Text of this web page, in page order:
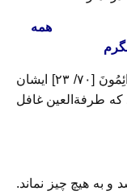
بیدارى ‏ همه
– قال الله تعالى: الَّذِینَ هُمْ عَلى‏ صَلاتِهِمْ دائِمُونَ‏ [۷۰/ ۲۳] ایشان
که طرفةالعین غافل
به هیچ چیز نماند.